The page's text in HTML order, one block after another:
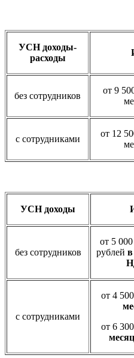
УСН доходы-
расходы
без сотрудников
от 9
с сотрудниками
от 12
УСН доходы
без сотрудников
от 5
рублей в
с сотрудниками
от 4
от 6